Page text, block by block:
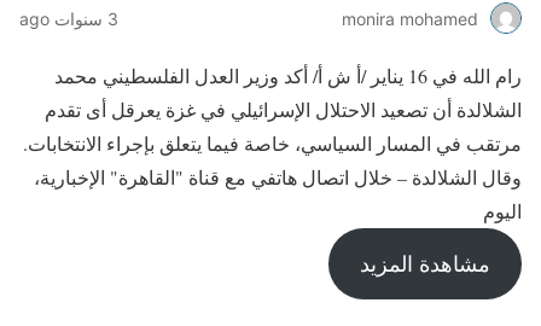
monira mohamed 3 سنوات ago
رام الله في 16 يناير /أ ش أ/ أكد وزير العدل الفلسطيني محمد
الشلالدة أن تصعيد الاحتلال الإسرائيلي في غزة يعرقل أى تقدم
مرتقب في المسار السياسي، خاصة فيما يتعلق بإجراء الانتخابات.
وقال الشلالدة – خلال اتصال هاتفي مع قناة "القاهرة" الإخبارية،
اليوم
مشاهدة المزيد